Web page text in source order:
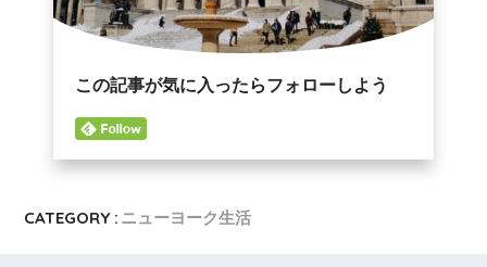
この記事が気に入ったらフォローしよう
CATEGORY : ニューヨーク生活